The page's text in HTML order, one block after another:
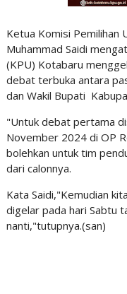
Ketua Komisi Pemilihan
Muhammad Saidi
(KPU) Kotabaru
debat terbuka antara
dan Wakil Bupati
"Untuk debat pertama
November 2024 di OP
bolehkan untuk tim
dari calonnya.
Kata Saidi,"Kemudian
digelar pada hari Sabtu
nanti,"tutupnya.(san)